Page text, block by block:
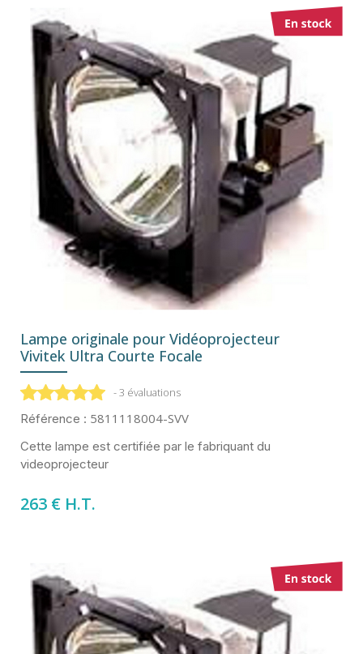
Lampe originale pour Vidéoprojecteur
Vivitek Ultra Courte Focale
- 3 évaluations
Référence : 5811118004-SVV
Cette lampe est certifiée par le fabriquant du
videoprojecteur
263 € H.T.